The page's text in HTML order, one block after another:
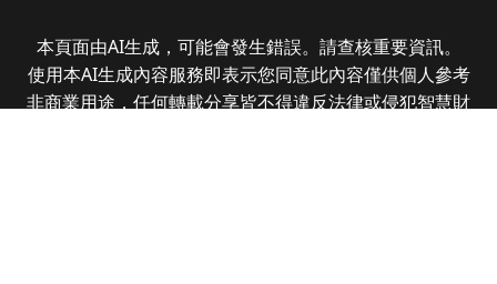
本頁面由AI生成，可能會發生錯誤。請查核重要資訊。
使用本AI生成內容服務即表示您同意此內容僅供個人參考
非商業用途，任何轉載分享皆不得違反法律或侵犯智慧財